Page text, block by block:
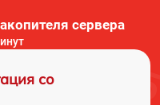
сервера
со